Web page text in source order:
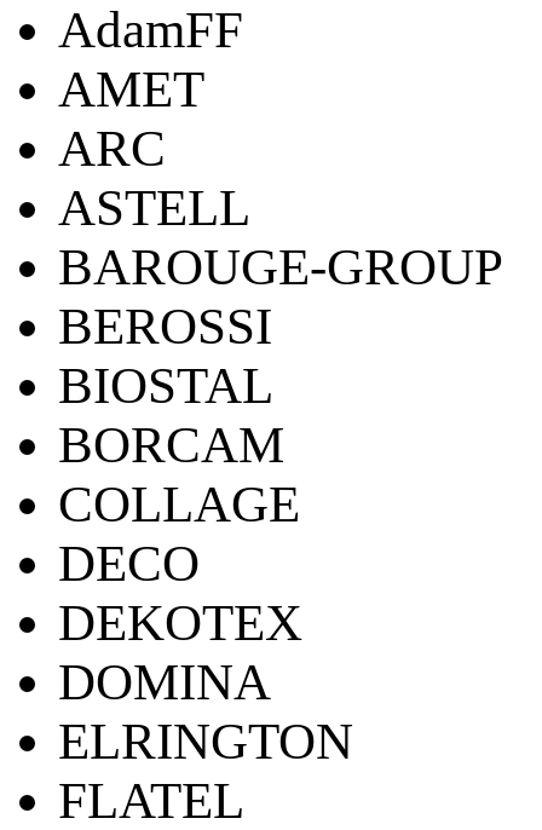
AdamFF
AMET
ARC
ASTELL
BAROUGE-GROUP
BEROSSI
BIOSTAL
BORCAM
COLLAGE
DECO
DEKOTEX
DOMINA
ELRINGTON
FLATEL